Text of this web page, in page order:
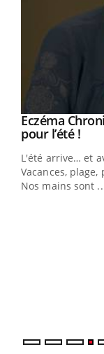
Youtube
Eczéma
pour l’été !
L'été arrive… et
Vacances,
Nos mains sont